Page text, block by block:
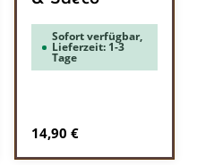
Sofort verfügbar,
Lieferzeit: 1-3
Tage
Regulärer Preis:
14,90 €